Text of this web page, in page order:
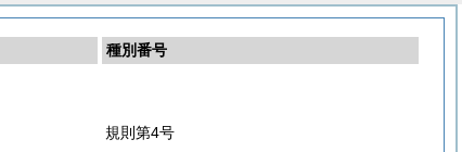
種別番号
規則第4号